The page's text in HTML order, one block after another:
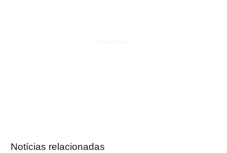
Notícias relacionadas